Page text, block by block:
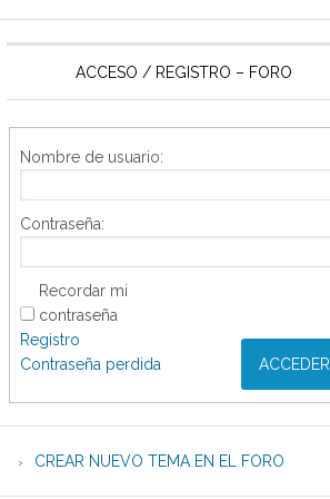
ACCESO / REGISTRO – FORO
Nombre de usuario:
Contraseña:
Recordar mi
contraseña
ACCEDER
Registro
Contraseña perdida
CREAR NUEVO TEMA EN EL FORO